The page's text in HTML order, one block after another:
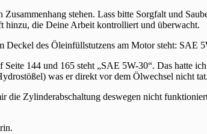
stehen. Lass bitte Sorgfalt und
hinzu, die Deine Arbeit kontrolliert und überwacht.
Deckel des Öleinfüllstutzens am Motor steht: SAE
144 und 165 steht „SAE 5W-30“. Das hatte
was er direkt vor dem Ölwechsel nicht tat.
Zylinderabschaltung deswegen nicht